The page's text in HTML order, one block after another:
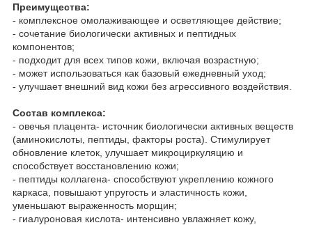
Преимущества:
- комплексное омолаживающее и осветляющее действие;
- сочетание биологически активных и пептидных
компонентов;
- подходит для всех типов кожи, включая возрастную;
- может использоваться как базовый ежедневный уход;
- улучшает внешний вид кожи без агрессивного воздействия.
Состав комплекса:
- овечья плацента- источник биологически активных веществ
(аминокислоты, пептиды, факторы роста). Стимулирует
обновление клеток, улучшает микроциркуляцию и
способствует восстановлению кожи;
- пептиды коллагена- способствуют укреплению кожного
каркаса, повышают упругость и эластичность кожи,
уменьшают выраженность морщин;
- гиалуроновая кислота- интенсивно увлажняет кожу,